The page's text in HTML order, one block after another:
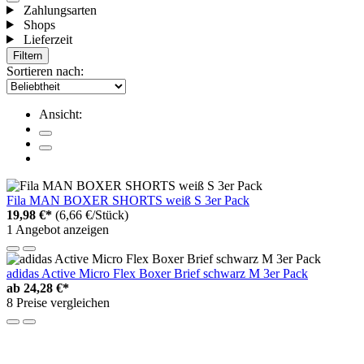
Zahlungsarten
Shops
Lieferzeit
Filtern
Sortieren nach:
Ansicht:
Fila MAN BOXER SHORTS weiß S 3er Pack
19,98 €* (6,66 €/Stück)
1 Angebot anzeigen
adidas Active Micro Flex Boxer Brief schwarz M 3er Pack
ab 24,28 €*
8 Preise vergleichen